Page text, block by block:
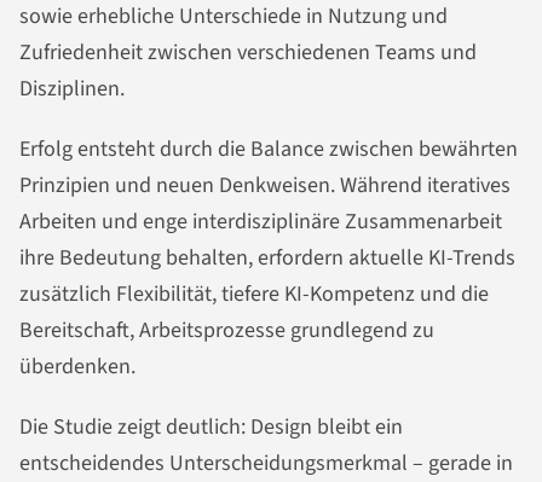
sowie erhebliche Unterschiede in Nutzung und
Zufriedenheit zwischen verschiedenen Teams und
Disziplinen.
Erfolg entsteht durch die Balance zwischen bewährten
Prinzipien und neuen Denkweisen. Während iteratives
Arbeiten und enge interdisziplinäre Zusammenarbeit
ihre Bedeutung behalten, erfordern aktuelle KI-Trends
zusätzlich Flexibilität, tiefere KI-Kompetenz und die
Bereitschaft, Arbeitsprozesse grundlegend zu
überdenken.
Die Studie zeigt deutlich: Design bleibt ein
entscheidendes Unterscheidungsmerkmal – gerade in